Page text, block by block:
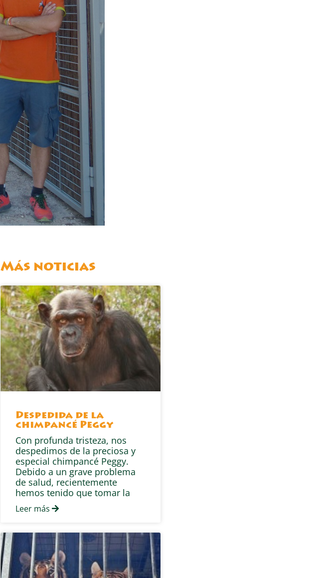
Más noticias
Despedida de la
chimpancé Peggy
Con profunda tristeza, nos
despedimos de la preciosa y
especial chimpancé Peggy.
Debido a un grave problema
de salud, recientemente
hemos tenido que tomar la
Leer más